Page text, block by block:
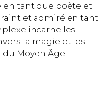
en tant que poète et
et admiré en tant
incarne les
la magie et les
Moyen Âge.